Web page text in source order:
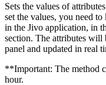
Sets the values ​​of
set the values, you need
in the Jivo application, in
section. The attributes
panel and updated in real
**Important: The method
hour.